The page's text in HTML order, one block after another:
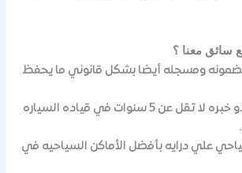
سائق معنا ؟
ومسجله أيضا بشكل قانوني ما يحفظ
سائقين /مرشدين ذو خبره لا تقل عن 5 سنوات في قياده السياره
علي درايه بأفضل الأماكن السياحيه في